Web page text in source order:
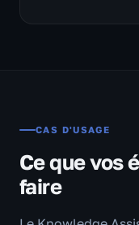
CAS D'USAGE
Ce que vos
faire